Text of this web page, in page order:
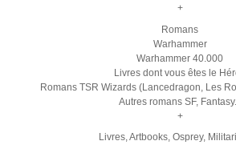
+
Romans
Warhammer
Warhammer 40.000
Livres dont vous êtes le
Romans TSR Wizards (Lancedragon, Les
Autres romans SF, Fantasy...
+
Livres, Artbooks, Osprey,